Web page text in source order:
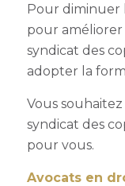
Pour diminuer
pour améliorer
syndicat des
adopter la
Vous
syndicat des
pour vous.
Avocats en